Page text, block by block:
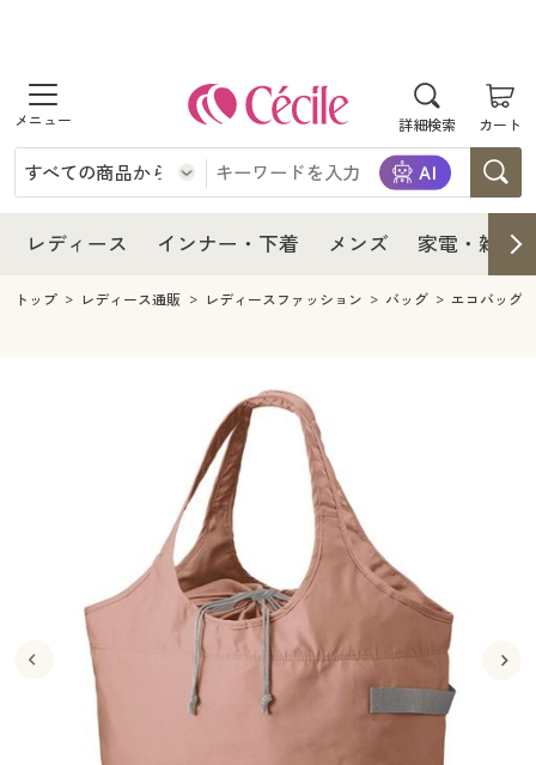
詳細検索 カート
商品を探す
レディース
レディースファッション
インナー・下着
インナー・下着通販すべて
ジュニア・ティーンズ下着
メンズ
キッチン・雑貨・日用品
寝具・インテリア・家具
寝具・インテリア・家具通販すべて
寝具・ベッド
カーテン・ラグ・ファブリック
美容・健康通販すべて
美容・健康・サプリメント
制服・スクール
制服・スクールすべて
制服・学生服
大きいサイズ
大きいサイズ通販すべて
バーゲン
レディース インナー・下着 メンズ 家電・雑貨
レディース
レディース通販すべて
レディースファッション
インナー・下着
インナー・下着通販すべて
ジュニア・ティーンズ下着
メンズ
キッチン・雑貨・日用品
寝具・インテリア・家具通販すべて
カーテン・ラグ・ファブリック
美容・健康通販すべて
美容・健康・サプリメント
制服・スクールすべて
制服・学生服
ジュニア・ティーンズ下着
大きいサイズ通販すべて
大きいサイズ レディース服
大きいサイズ レディース下着
バーゲン
バーゲンセール
シークレットセール
詳細検索
商品カテゴリ一覧
トップ レディース通販 レディースファッション バッグ エコバッグ